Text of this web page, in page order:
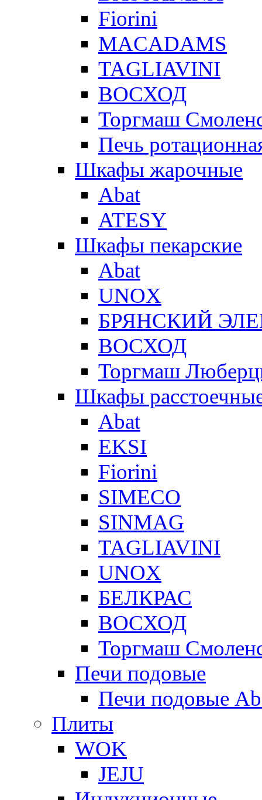
Fiorini
MACADAMS
TAGLIAVINI
ВОСХОД
Торгмаш
Печь
Шкафы жарочные
Abat
ATESY
Шкафы пекарские
Abat
UNOX
БРЯНСКИЙ
ВОСХОД
Торгмаш
Шкафы
Abat
EKSI
Fiorini
SIMECO
SINMAG
TAGLIAVINI
UNOX
БЕЛКРАС
ВОСХОД
Торгмаш
Печи подовые
Печи подовые
Плиты
WOK
JEJU